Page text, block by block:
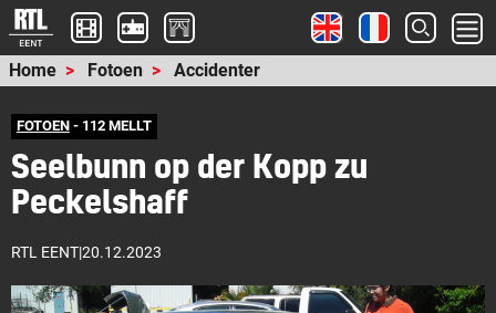
Home Fotoen Accidenter
FOTOEN- 112 MELLT
Seelbunn op der Kopp zu
Peckelshaff
RTL EENT|20.12.2023